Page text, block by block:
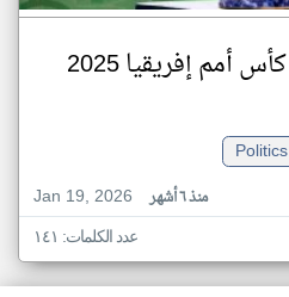
أمم إفريقيا 2025
Politics
Jan 19, 2026
منذ ٦ أشهر
عدد الكلمات: ١٤١